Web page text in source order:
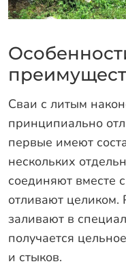
Партнёрам
Доставка
Оплата
Отзывы
Гарантии
Вакансии
Калькулятор ЖБ
Сваи с литым
принципиально
первые имеют
нескольких
соединяют вместе
отливают целиком.
заливают в
получается
и стыков.